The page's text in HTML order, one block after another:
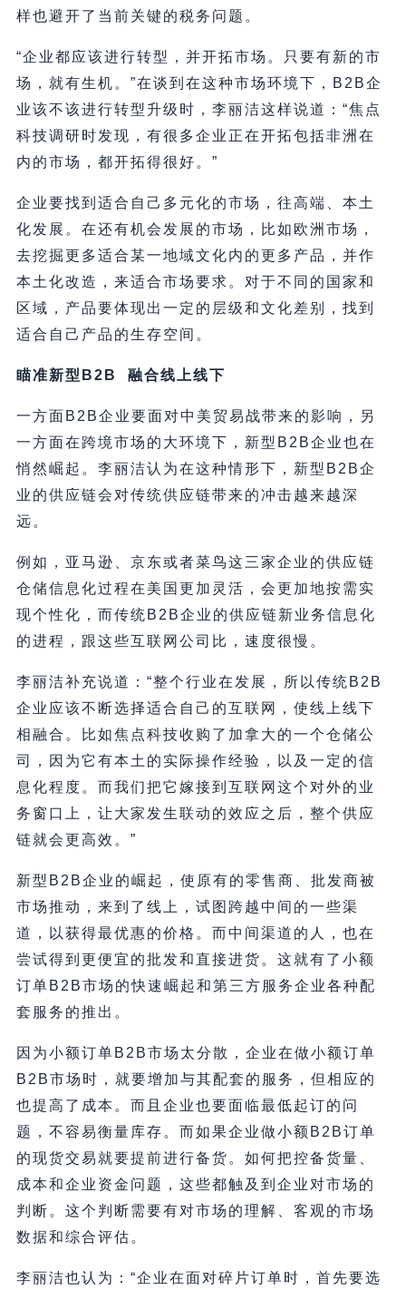
样也避开了当前关键的税务问题。
“企业都应该进行转型，并开拓市场。只要有新的市
场，就有生机。”在谈到在这种市场环境下，B2B企
业该不该进行转型升级时，李丽洁这样说道：“焦点
科技调研时发现，有很多企业正在开拓包括非洲在
内的市场，都开拓得很好。”
企业要找到适合自己多元化的市场，往高端、本土
化发展。在还有机会发展的市场，比如欧洲市场，
去挖掘更多适合某一地域文化内的更多产品，并作
本土化改造，来适合市场要求。对于不同的国家和
区域，产品要体现出一定的层级和文化差别，找到
适合自己产品的生存空间。
瞄准新型B2B 融合线上线下
一方面B2B企业要面对中美贸易战带来的影响，另
一方面在跨境市场的大环境下，新型B2B企业也在
悄然崛起。李丽洁认为在这种情形下，新型B2B企
业的供应链会对传统供应链带来的冲击越来越深
远。
例如，亚马逊、京东或者菜鸟这三家企业的供应链
仓储信息化过程在美国更加灵活，会更加地按需实
现个性化，而传统B2B企业的供应链新业务信息化
的进程，跟这些互联网公司比，速度很慢。
李丽洁补充说道：“整个行业在发展，所以传统B2B
企业应该不断选择适合自己的互联网，使线上线下
相融合。比如焦点科技收购了加拿大的一个仓储公
司，因为它有本土的实际操作经验，以及一定的信
息化程度。而我们把它嫁接到互联网这个对外的业
务窗口上，让大家发生联动的效应之后，整个供应
链就会更高效。”
新型B2B企业的崛起，使原有的零售商、批发商被
市场推动，来到了线上，试图跨越中间的一些渠
道，以获得最优惠的价格。而中间渠道的人，也在
尝试得到更便宜的批发和直接进货。这就有了小额
订单B2B市场的快速崛起和第三方服务企业各种配
套服务的推出。
因为小额订单B2B市场太分散，企业在做小额订单
B2B市场时，就要增加与其配套的服务，但相应的
也提高了成本。而且企业也要面临最低起订的问
题，不容易衡量库存。而如果企业做小额B2B订单
的现货交易就要提前进行备货。如何把控备货量、
成本和企业资金问题，这些都触及到企业对市场的
判断。这个判断需要有对市场的理解、客观的市场
数据和综合评估。
李丽洁也认为：“企业在面对碎片订单时，首先要选